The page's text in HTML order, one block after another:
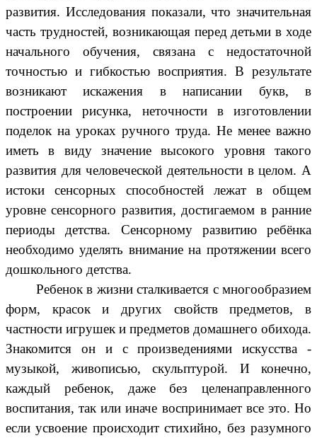
развития. Исследования показали, что значительная
часть трудностей, возникающая перед детьми в ходе
начального обучения, связана с недостаточной
точностью и гибкостью восприятия. В результате
возникают искажения в написании букв, в
построении рисунка, неточности в изготовлении
поделок на уроках ручного труда. Не менее важно
иметь в виду значение высокого уровня такого
развития для человеческой деятельности в целом. А
истоки сенсорных способностей лежат в общем
уровне сенсорного развития, достигаемом в ранние
периоды детства. Сенсорному развитию ребёнка
необходимо уделять внимание на протяжении всего
дошкольного детства.
Ребенок в жизни сталкивается с многообразием
форм, красок и других свойств предметов, в
частности игрушек и предметов домашнего обихода.
Знакомится он и с произведениями искусства -
музыкой, живописью, скульптурой. И конечно,
каждый ребенок, даже без целенаправленного
воспитания, так или иначе воспринимает все это. Но
если усвоение происходит стихийно, без разумного